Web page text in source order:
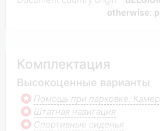
otherwise:
Комплектация
Высокоценные варианты
Помощь при парковке:
Штатная навигация
Спортивные сиденья